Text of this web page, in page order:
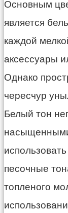
Основным
является
каждой
аксессуары
Однако
чересчур
Белый тон
песочные
топленого